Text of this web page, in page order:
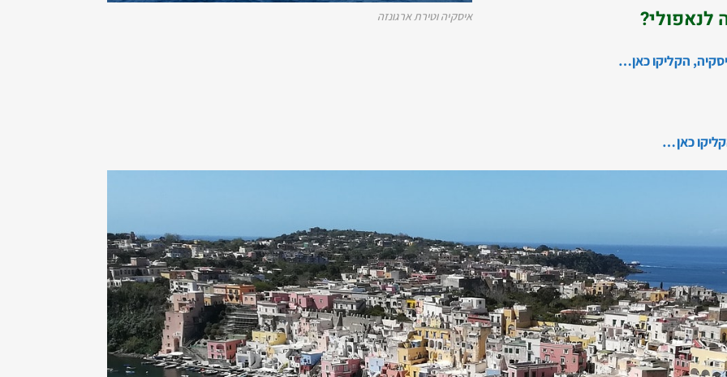
איסקיה וטירת ארגונזה
הקליקו כאן…
כאן…